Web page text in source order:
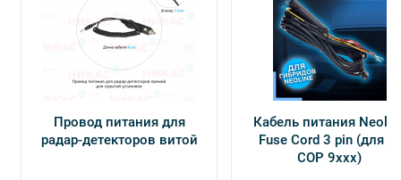
Провод питания для
радар-детекторов витой
Кабель питания
Fuse Cord 3 pin (для Х-
СОР 9ххх)